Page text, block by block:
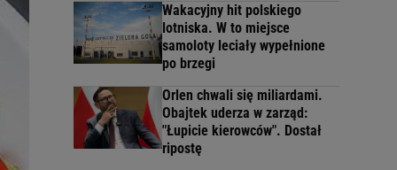
Wakacyjny hit polskiego
lotniska. W to miejsce
samoloty leciały wypełnione
po brzegi
Orlen chwali się miliardami.
Obajtek uderza w zarząd:
"Łupicie kierowców". Dostał
ripostę